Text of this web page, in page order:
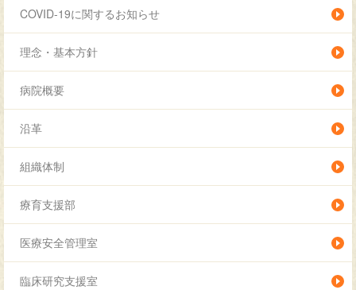
COVID-19に関するお知らせ
理念・基本方針
病院概要
沿革
組織体制
療育支援部
医療安全管理室
臨床研究支援室